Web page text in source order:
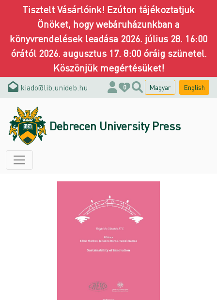
Tisztelt Vásárlóink! Ezúton tájékoztatjuk
Önöket, hogy webáruházunkban a
könyvrendelések leadása 2026. július 28. 16:00
órától 2026. augusztus 17. 8:00 óráig szünetel.
Köszönjük megértésüket!
kiado@lib.unideb.hu 0 Magyar English
Debrecen University Press